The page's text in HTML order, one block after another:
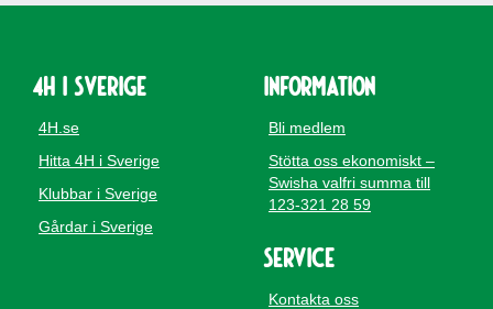
4H i Sverige
4H.se
Hitta 4H i Sverige
Klubbar i Sverige
Gårdar i Sverige
Information
Bli medlem
Stötta oss ekonomiskt –
Swisha valfri summa till
123-321 28 59
Service
Kontakta oss